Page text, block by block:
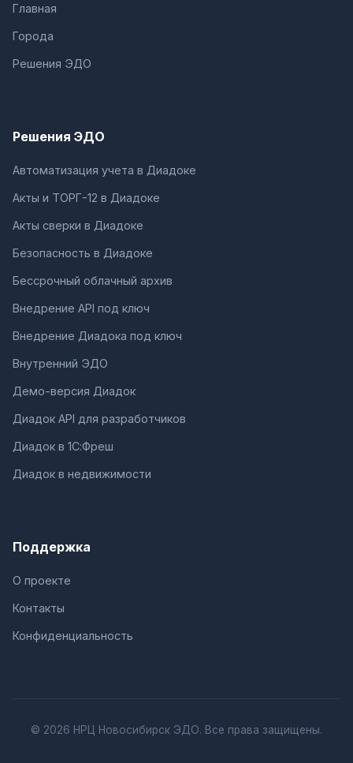
Главная
Города
Решения ЭДО
Решения ЭДО
Автоматизация учета в Диадоке
Акты и ТОРГ-12 в Диадоке
Акты сверки в Диадоке
Безопасность в Диадоке
Бессрочный облачный архив
Внедрение API под ключ
Внедрение Диадока под ключ
Внутренний ЭДО
Демо-версия Диадок
Диадок API для разработчиков
Диадок в 1С:Фреш
Диадок в недвижимости
Поддержка
О проекте
Контакты
Конфиденциальность
© 2026 НРЦ Новосибирск ЭДО. Все права защищены.